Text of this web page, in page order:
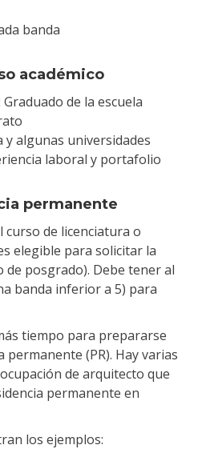
banda
académico
de la escuela
y algunas universidades
laboral y portafolio
permanente
curso de licenciatura o
elegible para solicitar la
de posgrado). Debe tener al
banda inferior a 5) para
tiempo para prepararse
permanente (PR). Hay varias
de arquitecto que
permanente en
los ejemplos: